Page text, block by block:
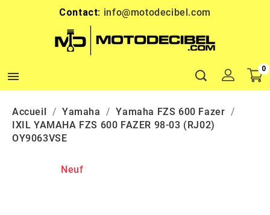
Contact: info@motodecibel.com

0
Accueil Yamaha
Yamaha FZS 600 Fazer
IXIL YAMAHA FZS 600 FAZER 98-03 (RJ02)
OY9063VSE
Neuf